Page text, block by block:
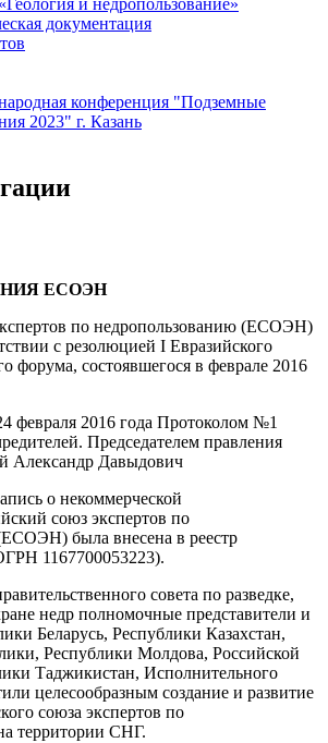
документация
конференция "Подземные
2023" г. Казань
ЕСОЭН
по недропользованию (ЕСОЭН)
с резолюцией I Евразийского
форума, состоявшегося в феврале 2016
2016 года Протоколом №1
Председателем правления
Александр Давыдович
о некоммерческой
союз экспертов по
была внесена в реестр
1167700053223).
совета по разведке,
недр полномочные представители и
Беларусь, Республики Казахстан,
Республики Молдова, Российской
Таджикистан, Исполнительного
целесообразным создание и развитие
союза экспертов по
территории СНГ.